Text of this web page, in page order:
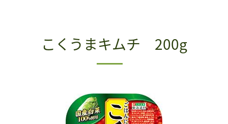
こくうまキムチ 200g